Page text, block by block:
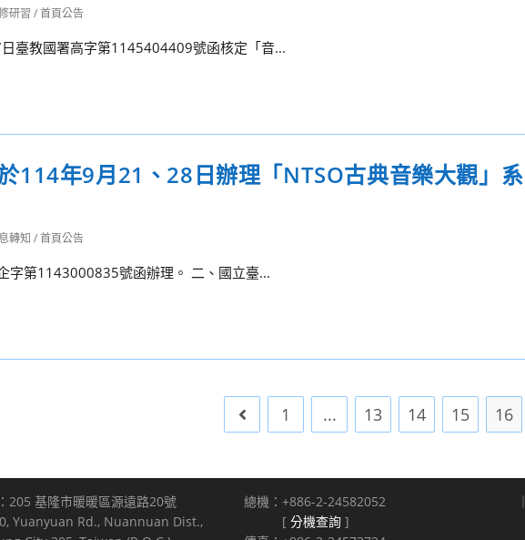
研習 /首頁公告
臺教國署高字第1145404409號函核定「音...
114年9月21、28日辦理「NTSO古典音樂大觀」系
轉知 /首頁公告
字第1143000835號函辦理。 二、國立臺...
Go to the previous page
1 ... 13 14 15 16
205 基隆市暖暖區源遠路20號
Yuanyuan Rd., Nuannuan Dist.,
總機：+886-2-24582052
[ 分機查詢 ]
｜